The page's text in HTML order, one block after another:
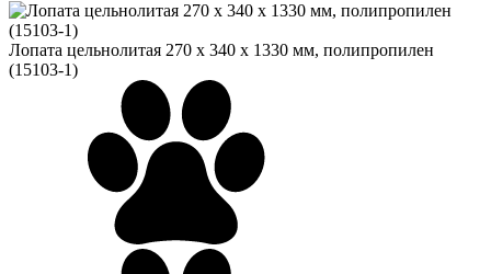
Лопата цельнолитая 270 х 340 х 1330 мм, полипропилен
(15103-1)